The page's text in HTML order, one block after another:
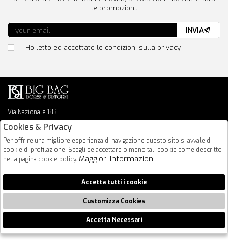
Via Nazionale 183
64026 Roseto Degli Abruzzi
info@bigbagshoponline.it
follow us
le promozioni.
Ho letto ed accettato le condizioni sulla privacy.
INVIA
2026 BigBag - P.iva : 00916940679 Powered by
🍪
Cookies & Privacy
Per offrire una migliore esperienza di navigazione questo sito si avvale di
cookie di profilazione. Scegli se accettare o meno tali cookie come descritto
nella pagina cookie policy. Maggiori Informazioni
Accetta tutti i cookie
Customizza Cookies
Accetta Necessari